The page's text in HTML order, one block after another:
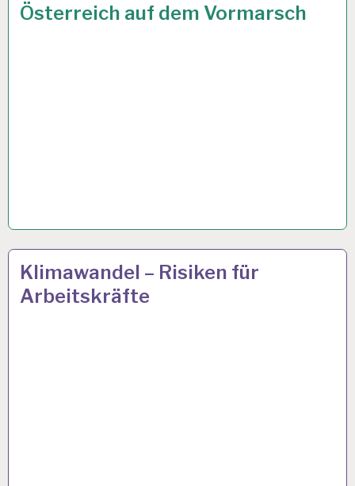
Österreich auf dem Vormarsch
50PLUS…
Klimawandel – Risiken für
Arbeitskräfte
25 APR. 2024